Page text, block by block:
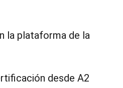
la plataforma de la
desde A2